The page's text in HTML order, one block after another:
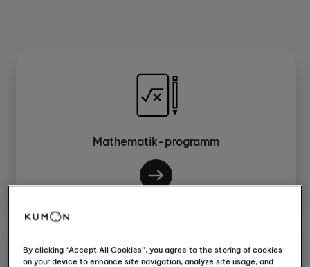
Mathematik-programm
By clicking “Accept All Cookies”, you agree to the storing of cookies
on your device to enhance site navigation, analyze site usage, and